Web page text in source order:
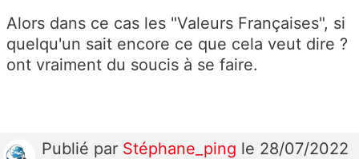
Alors dans ce cas les "Valeurs Françaises", si
quelqu'un sait encore ce que cela veut dire ?
ont vraiment du soucis à se faire.
Publié par Stéphane_ping le 28/07/2022